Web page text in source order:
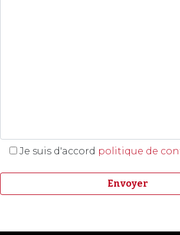
Je suis d'accord politique de